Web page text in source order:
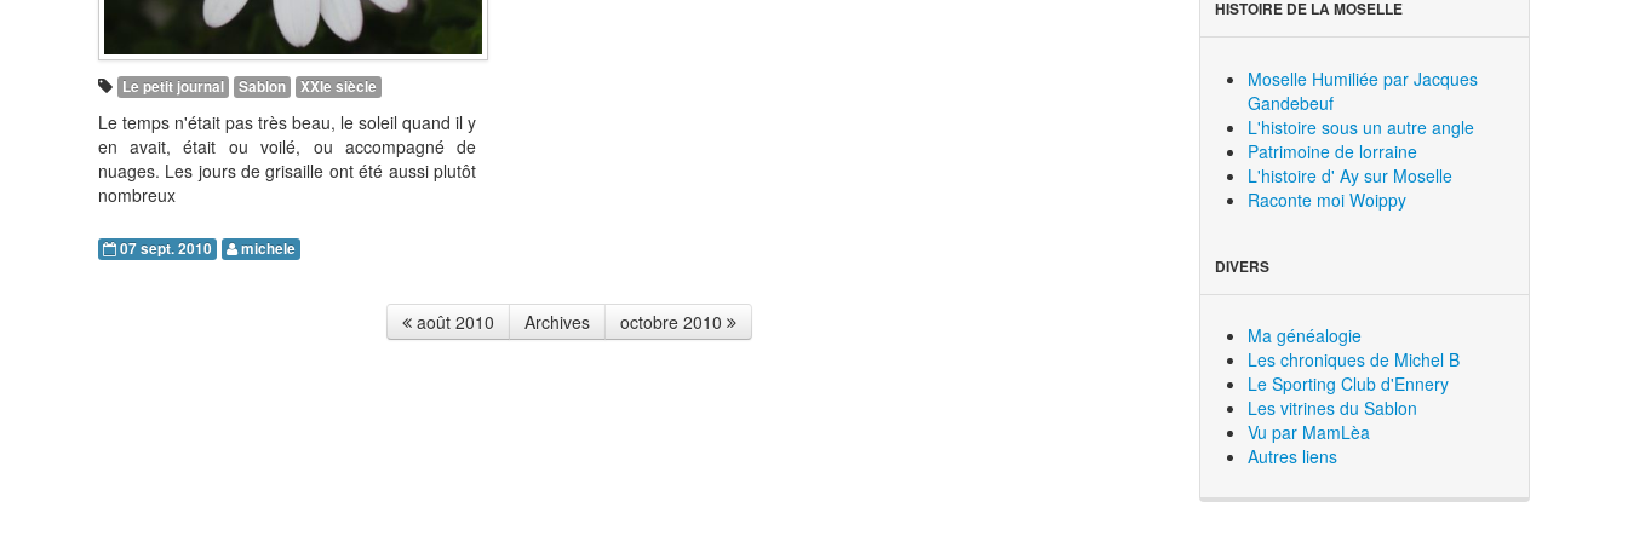
Le petit journal Sablon XXIe siècle
Le temps n'était pas très beau, le soleil quand il y
en avait, était ou voilé, ou accompagné de
nuages. Les jours de grisaille ont été aussi plutôt
nombreux
07 sept. 2010 michele
août 2010 Archives octobre 2010
HISTOIRE DE LA MOSELLE
Moselle Humiliée par Jacques
Gandebeuf
L'histoire sous un autre angle
Patrimoine de lorraine
L'histoire d' Ay sur Moselle
Raconte moi Woippy
DIVERS
Ma généalogie
Les chroniques de Michel B
Le Sporting Club d'Ennery
Les vitrines du Sablon
Vu par MamLèa
Autres liens